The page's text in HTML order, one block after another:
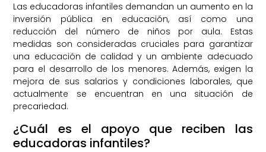
Las educadoras infantiles demandan un aumento en la
inversión pública en educación, así como una
reducción del número de niños por aula. Estas
medidas son consideradas cruciales para garantizar
una educación de calidad y un ambiente adecuado
para el desarrollo de los menores. Además, exigen la
mejora de sus salarios y condiciones laborales, que
actualmente se encuentran en una situación de
precariedad.
¿Cuál es el apoyo que reciben las
educadoras infantiles?